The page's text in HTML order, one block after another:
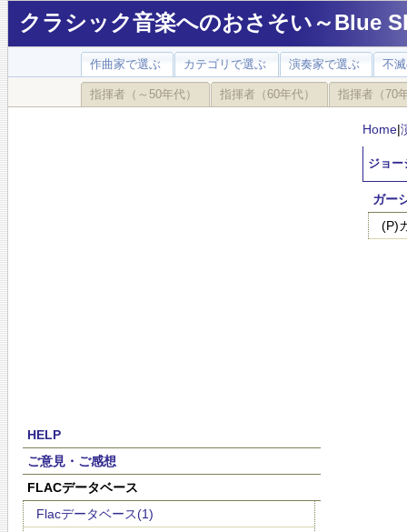
クラシック音楽へのおさそい～Blue
作曲家で選ぶ カテゴリで選ぶ 演奏家で選ぶ 不
指揮者（～50年代） 指揮者（60年代） 指揮者（70
HELP
ご意見・ご感想
FLACデータベース
Flacデータベース(1)
Home|
ジョ
ガー
(P)